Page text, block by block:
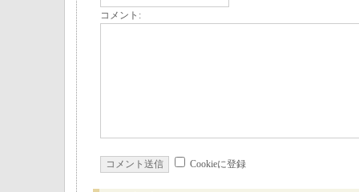
コメント:
Cookieに登録